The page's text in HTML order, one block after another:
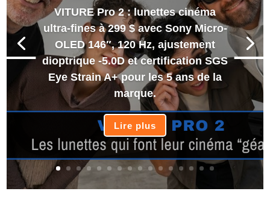
VITURE Pro 2 : lunettes cinéma
ultra-fines à 299 $ avec Sony Micro-
OLED 146″, 120 Hz, ajustement
dioptrique -5.0D et certification SGS
Eye Strain A+ pour les 5 ans de la
marque.
Lire plus